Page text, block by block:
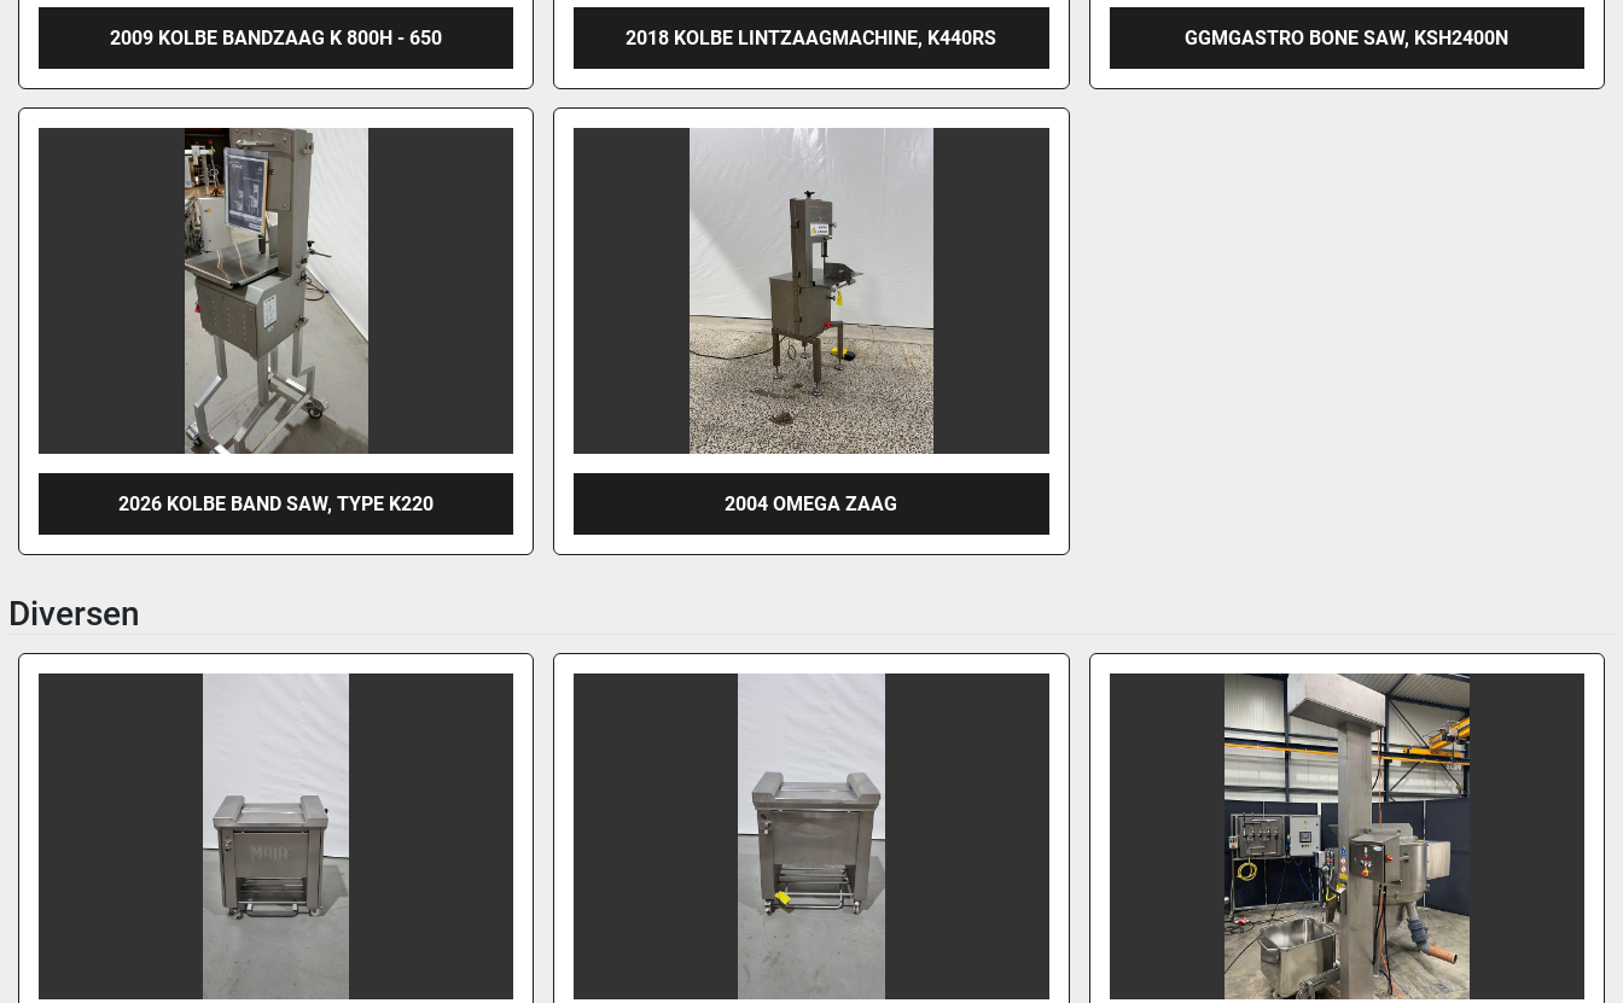
2009 KOLBE BANDZAAG K 800H - 650 2018 KOLBE LINTZAAGMACHINE, K440RS GGMGASTRO BONE SAW, KSH2400N
2026 KOLBE BAND SAW, TYPE K220 2004 OMEGA ZAAG
Diversen